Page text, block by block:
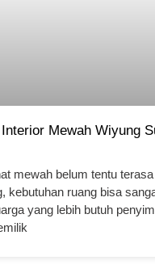
Mewah Wiyung
mewah belum tentu
kebutuhan ruang bisa
yang lebih butuh